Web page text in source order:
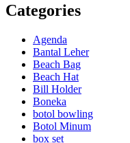
Categories
Agenda
Bantal Leher
Beach Bag
Beach Hat
Bill Holder
Boneka
botol bowling
Botol Minum
box set